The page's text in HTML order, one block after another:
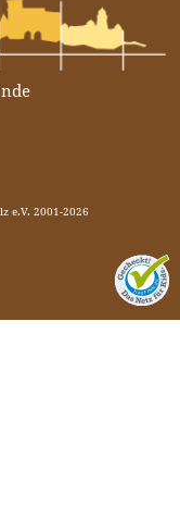
e.V. 2001-2026